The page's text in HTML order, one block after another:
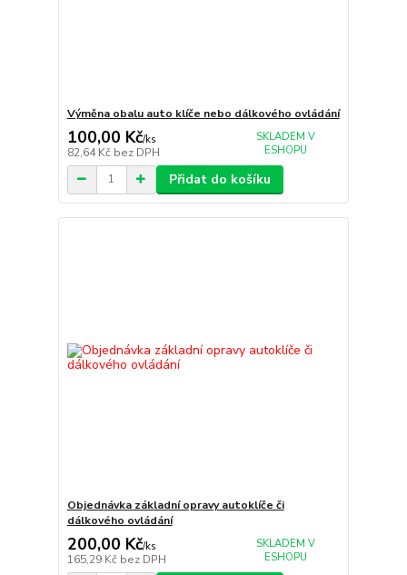
Výměna obalu auto klíče nebo dálkového ovládání
100,00 Kč/ks
82,64 Kč bez DPH
SKLADEM V
ESHOPU
Přidat do košíku
Objednávka základní opravy autoklíče či
dálkového ovládání
200,00 Kč/ks
165,29 Kč bez DPH
SKLADEM V
ESHOPU